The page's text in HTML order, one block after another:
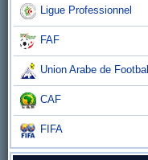
Ligue Professionnel
FAF
Union Arabe de Football
CAF
FIFA